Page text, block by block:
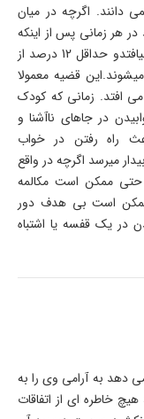
دانند. اگرچه در میان
هر زمانی پس از اینکه
کودک سروع به راه رفتن یا خزیدن نمود اتفاق بیافتدو حداقل 12 درصد از
قضیه معمولا
افتد. زمانی که کودک
در جاهای ناآشنا و
راه رفتن در خواب
میرسد اگرچه در واقع
حتی ممکن است مکالمه
است بی هدف دور
در یک قفسه یا اشتباه
دهد به آرامی وی را به
خاطره ای از اتفاقات